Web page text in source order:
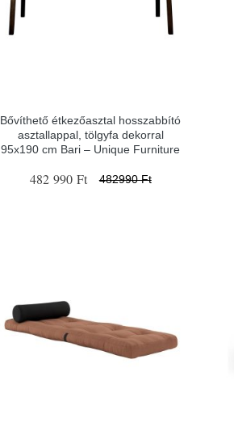
Bővíthető étkezőasztal hosszabbító
asztallappal, tölgyfa dekorral
95x190 cm Bari – Unique Furniture
482 990 Ft 482990 Ft